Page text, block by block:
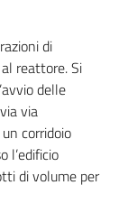
di
reattore. Si
delle
via
corridoio
l’edificio
di volume per